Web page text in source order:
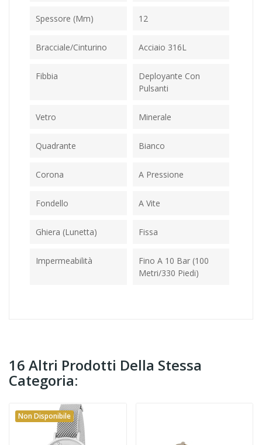
Spessore (mm) 12
Bracciale/Cinturino Acciaio 316L
Fibbia
Deployante Con
Pulsanti
Vetro Minerale
Quadrante Bianco
Corona A Pressione
Fondello A Vite
Ghiera (Lunetta) Fissa
Impermeabilità
Fino A 10 Bar (100
Metri/330 Piedi)
16 Altri Prodotti Della Stessa
Categoria:
Non Disponibile